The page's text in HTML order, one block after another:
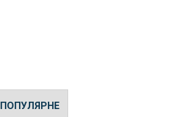
ПОПУЛЯРНЕ